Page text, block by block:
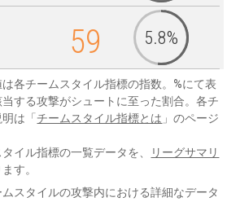
59 5.8%
各チームスタイル指標の指数。%にて表
する攻撃がシュートに至った割合。各チ
は「 チームスタイル指標とは 」のページ
イル指標の一覧データを、
リーグサマリ
す。
スタイルの攻撃内における詳細なデータ